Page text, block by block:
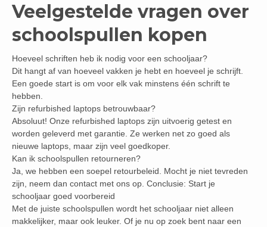
Veelgestelde vragen over
schoolspullen kopen
Hoeveel schriften heb ik nodig voor een schooljaar?
Dit hangt af van hoeveel vakken je hebt en hoeveel je schrijft.
Een goede start is om voor elk vak minstens één schrift te
hebben.
Zijn refurbished laptops betrouwbaar?
Absoluut! Onze refurbished laptops zijn uitvoerig getest en
worden geleverd met garantie. Ze werken net zo goed als
nieuwe laptops, maar zijn veel goedkoper.
Kan ik schoolspullen retourneren?
Ja, we hebben een soepel retourbeleid. Mocht je niet tevreden
zijn, neem dan contact met ons op. Conclusie: Start je
schooljaar goed voorbereid
Met de juiste schoolspullen wordt het schooljaar niet alleen
makkelijker, maar ook leuker. Of je nu op zoek bent naar een